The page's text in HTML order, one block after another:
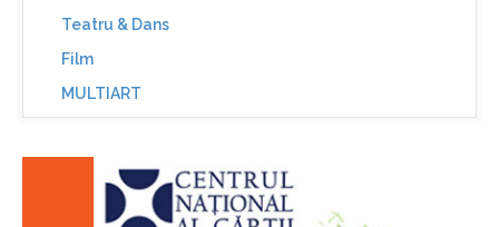
Teatru & Dans
Film
MULTIART